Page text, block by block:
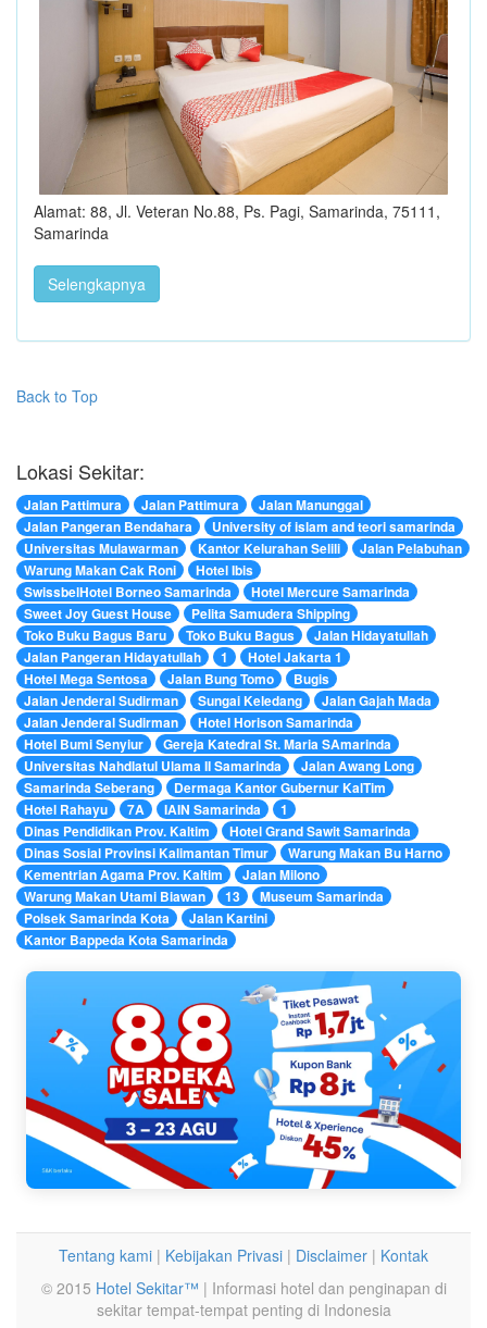
Alamat: 88, Jl. Veteran No.88, Ps. Pagi, Samarinda, 75111,
Samarinda
Selengkapnya
Back to Top
Lokasi Sekitar:
Jalan Pattimura Jalan Pattimura
Jalan Manunggal
Jalan Pangeran Bendahara
University of islam and teori samarinda
Universitas Mulawarman
Kantor Kelurahan Selili
Jalan Pelabuhan
Warung Makan Cak Roni
Hotel Ibis
SwissbelHotel Borneo Samarinda
Hotel Mercure Samarinda
Sweet Joy Guest House
Pelita Samudera Shipping
Toko Buku Bagus Baru
Toko Buku Bagus
Jalan Hidayatullah
Jalan Pangeran Hidayatullah
1
Hotel Jakarta 1
Hotel Mega Sentosa
Jalan Bung Tomo
Bugis
Jalan Jenderal Sudirman
Sungai Keledang
Jalan Gajah Mada
Jalan Jenderal Sudirman
Hotel Horison Samarinda
Hotel Bumi Senyiur
Gereja Katedral St. Maria SAmarinda
Universitas Nahdlatul Ulama II Samarinda
Jalan Awang Long
Samarinda Seberang
Dermaga Kantor Gubernur KalTim
Hotel Rahayu
7A IAIN Samarinda
1
Dinas Pendidikan Prov. Kaltim
Hotel Grand Sawit Samarinda
Dinas Sosial Provinsi Kalimantan Timur
Warung Makan Bu Harno
Kementrian Agama Prov. Kaltim
Jalan Milono
Warung Makan Utami Biawan
13
Museum Samarinda
Polsek Samarinda Kota
Jalan Kartini
Kantor Bappeda Kota Samarinda
Tentang kami | Kebijakan Privasi | Disclaimer | Kontak
© 2015 Hotel Sekitar™ | Informasi hotel dan penginapan di
sekitar tempat-tempat penting di Indonesia